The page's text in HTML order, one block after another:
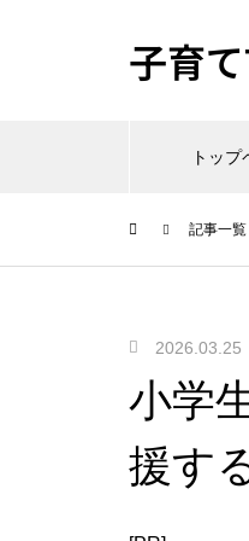
子育
トップ
記事一覧
2026.03.25
小学
援す